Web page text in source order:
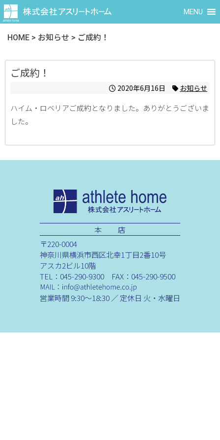
MENU
HOME > お知らせ > ご成約！
ご成約！
2020年6月16日 お知らせ
ハイム・ロベリアご成約となりました。ありがとうございま
した。
本 店
〒220-0004
神奈川県横浜市西区北幸1丁目2番10号
アスカ2ビル10階
TEL：045-290-9300 FAX：045-290-9500
営業時間 9:30～18:30 ／ 定休日 火・水曜日